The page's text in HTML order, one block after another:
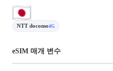
NTT docomo4G
eSIM 매개 변수